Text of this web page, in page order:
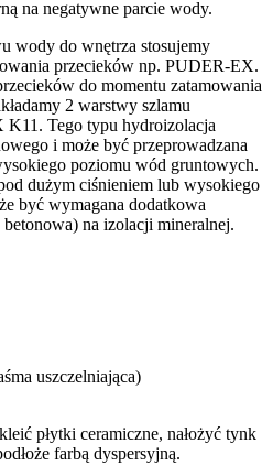
na negatywne parcie wody.
wody do wnętrza stosujemy
przecieków np. PUDER-EX.
do momentu zatamowania
2 warstwy szlamu
K11. Tego typu hydroizolacja
i może być przeprowadzana
poziomu wód gruntowych.
dużym ciśnieniem lub wysokiego
być wymagana dodatkowa
na izolacji mineralnej.
uszczelniająca)
płytki ceramiczne, nałożyć tynk
farbą dyspersyjną.